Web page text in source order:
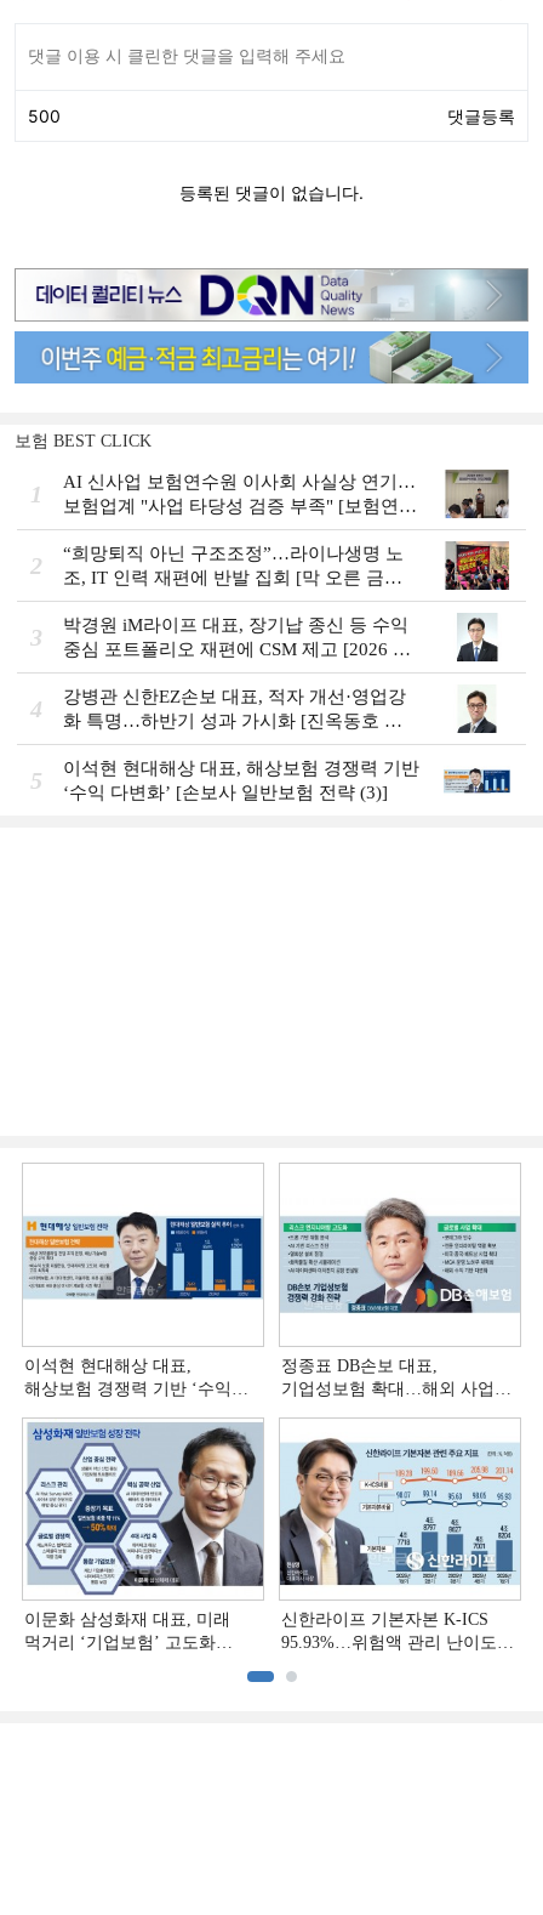
보험 BEST CLICK
1
AI 신사업 보험연수원 이사회 사실상 연기…
보험업계 "사업 타당성 검증 부족" [보험연수
원 AI사업 논란]
2
“희망퇴직 아닌 구조조정”…라이나생명 노
조, IT 인력 재편에 반발 집회 [막 오른 금융
권 하투(夏鬪)]
3
박경원 iM라이프 대표, 장기납 종신 등 수익
중심 포트폴리오 재편에 CSM 제고 [2026 금
융사 상반기 실적]
4
강병관 신한EZ손보 대표, 적자 개선·영업강
화 특명…하반기 성과 가시화 [진옥동호 신
한금융, 부스트업 점검]
5
이석현 현대해상 대표, 해상보험 경쟁력 기반
‘수익 다변화ʼ [손보사 일반보험 전략 (3)]
이석현 현대해상 대표,
해상보험 경쟁력 기반 ‘수익
(3)]
정종표 DB손보 대표,
기업성보험 확대…해외 사업
이문화 삼성화재 대표, 미래
먹거리 ‘기업보험’ 고도화
신한라이프 기본자본 K-ICS
95.93%…위험액 관리 난이도